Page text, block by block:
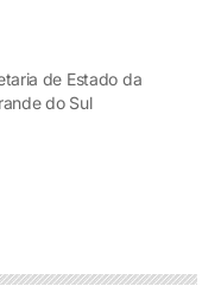
de Estado da
do Sul